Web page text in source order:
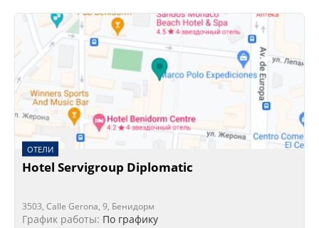
ОТЕЛИ
Hotel Servigroup Diplomatic
3503, Calle Gerona, 9, Бенидорм
График работы: По графику